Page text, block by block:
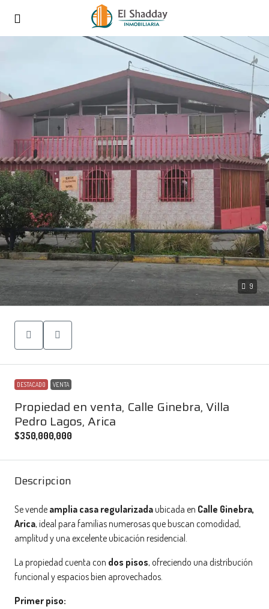
9
DESTACADO VENTA
Propiedad en venta, Calle Ginebra, Villa
Pedro Lagos, Arica
$350,000,000
Descripcion
Se vende amplia casa regularizadaubicada en Calle Ginebra,
Arica, ideal para familias numerosas que buscan comodidad,
amplitud y una excelente ubicación residencial.
La propiedad cuenta con dos pisos, ofreciendo una distribución
funcional y espacios bien aprovechados.
Primer piso: